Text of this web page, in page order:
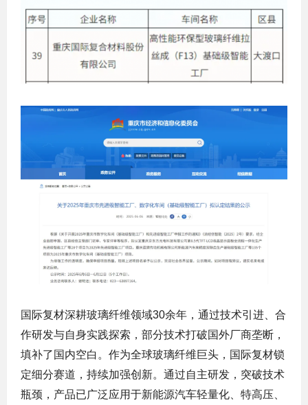
国际复材深耕玻璃纤维领域30余年，通过技术引进、合
作研发与自身实践探索，部分技术打破国外厂商垄断，
填补了国内空白。作为全球玻璃纤维巨头，国际复材锁
定细分赛道，持续加强创新。通过自主研发，突破技术
瓶颈，产品已广泛应用于新能源汽车轻量化、特高压、